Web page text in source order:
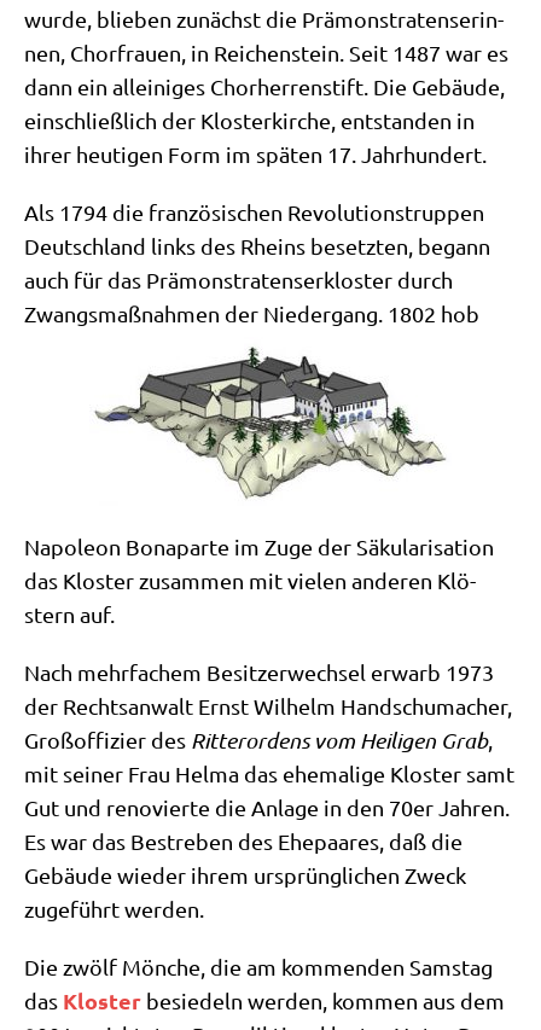
wur­de, blie­ben zunächst die Prä­mon­stra­ten­se­rin­
nen, Chor­frau­en, in Rei­chen­stein. Seit 1487 war es
dann ein allei­ni­ges Chor­her­ren­stift. Die Gebäu­de,
ein­schließ­lich der Klo­ster­kir­che, ent­stan­den in
ihrer heu­ti­gen Form im spä­ten 17. Jahrhundert.
Als 1794 die fran­zö­si­schen Revo­lu­ti­ons­trup­pen
Deutsch­land links des Rheins besetz­ten, begann
auch für das Prä­mon­stra­ten­s­er­klo­ster durch
Zwangs­maß­nah­men der Nie­der­gang. 1802 hob
Napo­le­on Bona­par­te im Zuge der Säku­la­ri­sa­ti­on
das Klo­ster zusam­men mit vie­len ande­ren Klö­
stern auf.
Nach mehr­fa­chem Besit­zer­wech­sel erwarb 1973
der Rechts­an­walt Ernst Wil­helm Hand­schu­ma­cher,
Groß­of­fi­zier des Rit­ter­or­dens vom Hei­li­gen Grab,
mit sei­ner Frau Hel­ma das ehe­ma­li­ge Klo­ster samt
Gut und reno­vier­te die Anla­ge in den 70er Jah­ren.
Es war das Bestre­ben des Ehe­paa­res, daß die
Gebäu­de wie­der ihrem ursprüng­li­chen Zweck
zuge­führt werden.
Die zwölf Mön­che, die am kom­men­den Sams­tag
das Klo­ster besie­deln wer­den, kom­men aus dem